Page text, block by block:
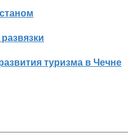
туризма в Чечне